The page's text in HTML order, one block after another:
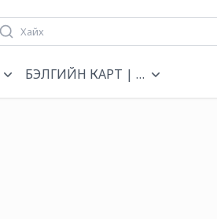
БЭЛГИЙН КАРТ | GIFT CARD